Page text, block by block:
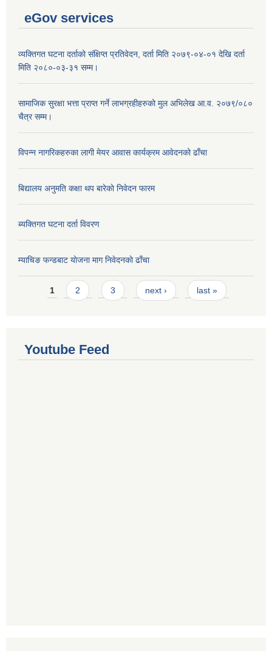
eGov services
व्यक्तिगत घटना दर्ताको संक्षिप्त प्रतिवेदन, दर्ता मिति २०७९-०४-०१ देखि दर्ता
मिति २०८०-०३-३१ सम्म।
सामाजिक सुरक्षा भत्ता प्राप्त गर्ने लाभग्रहीहरुको मुल अभिलेख आ.व. २०७९/०८०
चैत्र सम्म।
विपन्न नागरिकहरुका लागी मेयर आवास कार्यक्रम आवेदनको ढाँचा
बिद्यालय अनुमति कक्षा थप बारेकाे निवेदन फारम
ब्यक्तिगत घटना दर्ता विवरण
म्याचिङ फन्डबाट याेजना माग निवेदनकाे ढाँचा
Pages
1 2 3 next › last »
Youtube Feed